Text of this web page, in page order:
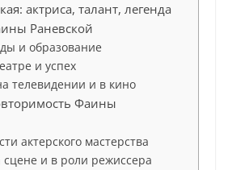
актриса, талант, легенда
Раневской
и образование
и успех
телевидении и в кино
Фаины
актерского мастерства
сцене и в роли режиссера